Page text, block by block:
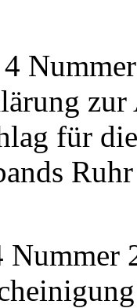
für
Ruhr
Nummer